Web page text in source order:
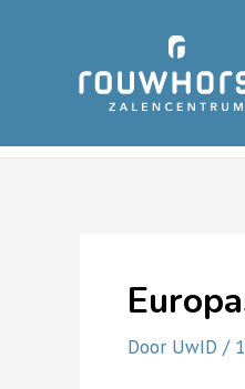
Door UwID /